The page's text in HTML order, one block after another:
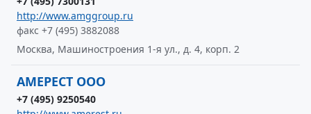
http://www.amggroup.ru
факс +7 (495) 3882088
Москва, Машиностроения 1-я ул., д. 4, корп. 2
АМЕРЕСТ ООО
+7 (495) 9250540